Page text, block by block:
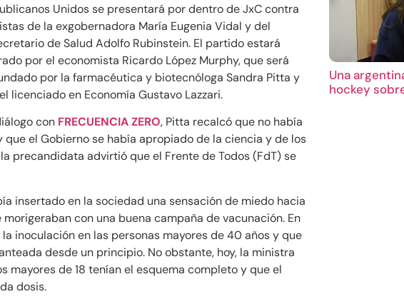
Unidos se presentará por dentro de JxC contra
de la exgobernadora María Eugenia Vidal y del
de Salud Adolfo Rubinstein. El partido estará
por el economista Ricardo López Murphy, que será
por la farmacéutica y biotecnóloga Sandra Pitta y
licenciado en Economía Gustavo Lazzari.
con FRECUENCIA ZERO, Pitta recalcó que no había
el Gobierno se había apropiado de la ciencia y de los
precandidata advirtió que el Frente de Todos (FdT) se
insertado en la sociedad una sensación de miedo hacia
con una buena campaña de vacunación. En
inoculación en las personas mayores de 40 años y que
desde un principio. No obstante, hoy, la ministra
mayores de 18 tenían el esquema completo y que el
dosis.
Una
hockey